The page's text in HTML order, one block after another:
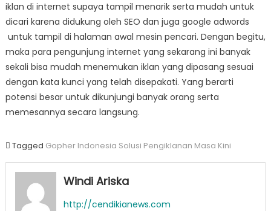
iklan di internet supaya tampil menarik serta mudah untuk
dicari karena didukung oleh SEO dan juga google adwords
untuk tampil di halaman awal mesin pencari. Dengan begitu,
maka para pengunjung internet yang sekarang ini banyak
sekali bisa mudah menemukan iklan yang dipasang sesuai
dengan kata kunci yang telah disepakati. Yang berarti
potensi besar untuk dikunjungi banyak orang serta
memesannya secara langsung.
Tagged Gopher Indonesia Solusi Pengiklanan Masa Kini
Windi Ariska
http://cendikianews.com